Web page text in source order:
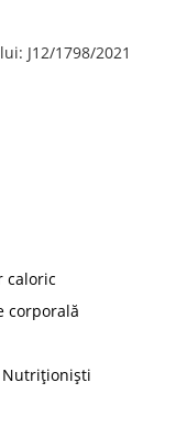
J12/1798/2021
caloric
corporală
Nutriționiști